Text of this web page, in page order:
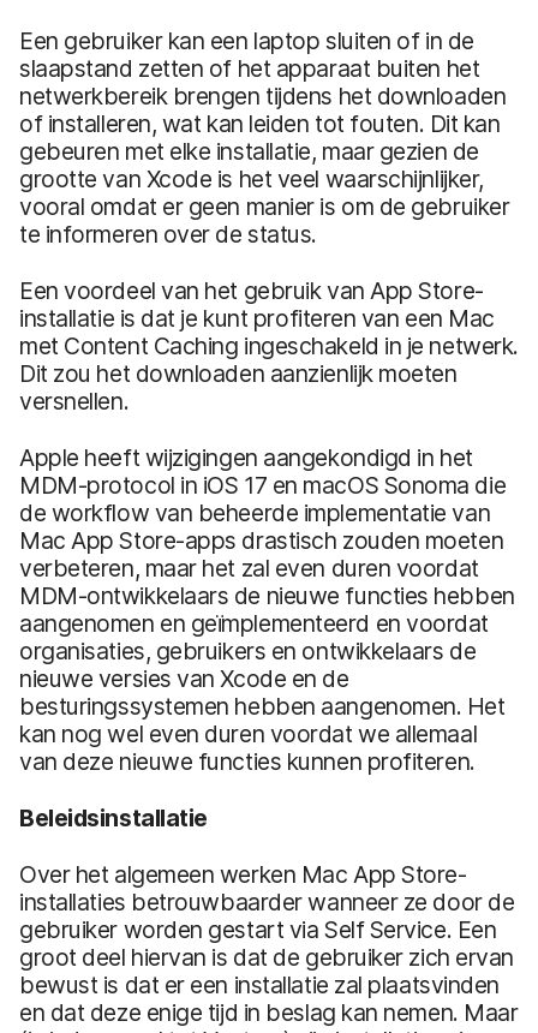
Een gebruiker kan een laptop sluiten of in de
slaapstand zetten of het apparaat buiten het
netwerkbereik brengen tijdens het downloaden
of installeren, wat kan leiden tot fouten. Dit kan
gebeuren met elke installatie, maar gezien de
grootte van Xcode is het veel waarschijnlijker,
vooral omdat er geen manier is om de gebruiker
te informeren over de status.
Een voordeel van het gebruik van App Store-
installatie is dat je kunt profiteren van een Mac
met Content Caching ingeschakeld in je netwerk.
Dit zou het downloaden aanzienlijk moeten
versnellen.
Apple heeft wijzigingen aangekondigd in het
MDM-protocol in iOS 17 en macOS Sonoma die
de workflow van beheerde implementatie van
Mac App Store-apps drastisch zouden moeten
verbeteren, maar het zal even duren voordat
MDM-ontwikkelaars de nieuwe functies hebben
aangenomen en geïmplementeerd en voordat
organisaties, gebruikers en ontwikkelaars de
nieuwe versies van Xcode en de
besturingssystemen hebben aangenomen. Het
kan nog wel even duren voordat we allemaal
van deze nieuwe functies kunnen profiteren.
Beleidsinstallatie
Over het algemeen werken Mac App Store-
installaties betrouwbaarder wanneer ze door de
gebruiker worden gestart via Self Service. Een
groot deel hiervan is dat de gebruiker zich ervan
bewust is dat er een installatie zal plaatsvinden
en dat deze enige tijd in beslag kan nemen. Maar